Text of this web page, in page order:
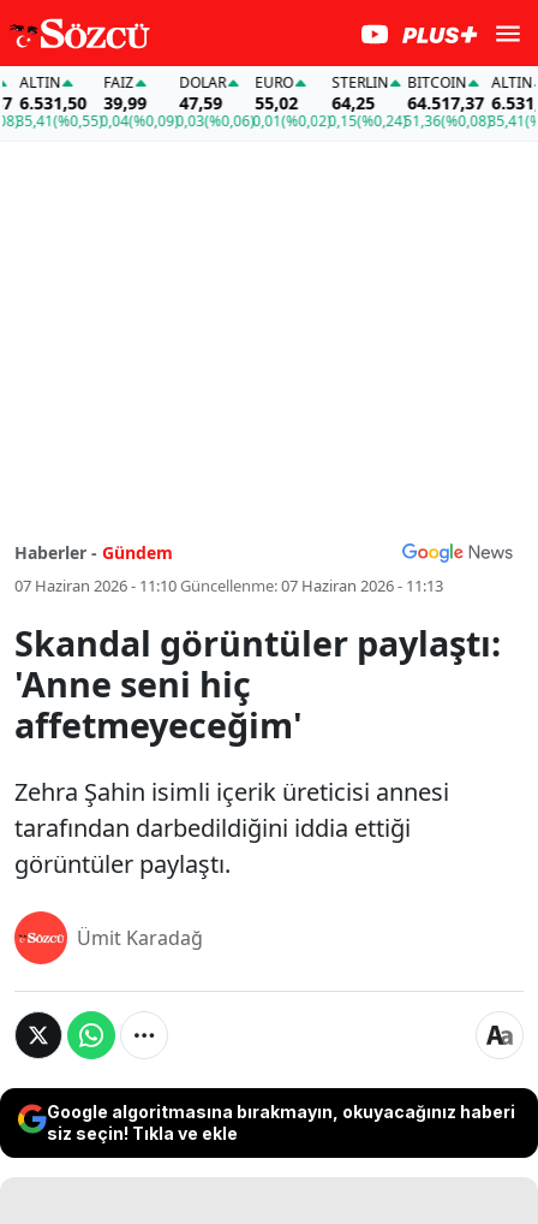
(%0,55)
FAİZ
39,99
0,04(%0,09)
DOLAR
47,59
0,03(%0,06)
EURO
55,02
0,01(%0,02)
STERLIN
64,25
0,15(%0,24)
BITCOIN
64.517,37
51,36(%0,08)
ALTIN
6.531,50
35,41(%0,55)
Haberler - Gündem
07 Haziran 2026 - 11:10Güncellenme:07 Haziran 2026 - 11:13
Skandal görüntüler paylaştı:
'Anne seni hiç
affetmeyeceğim'
Zehra Şahin isimli içerik üreticisi annesi
tarafından darbedildiğini iddia ettiği
görüntüler paylaştı.
Ümit Karadağ
Google algoritmasına bırakmayın, okuyacağınız haberi
siz seçin! Tıkla ve ekle